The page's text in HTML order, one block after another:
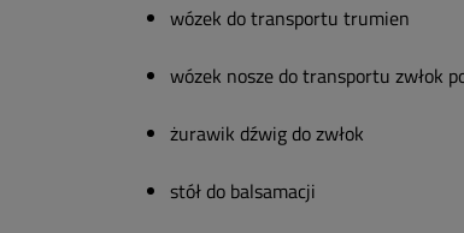
wózek do transportu trumien
wózek nosze do transportu zwłok
żurawik dźwig do zwłok
stół do balsamacji